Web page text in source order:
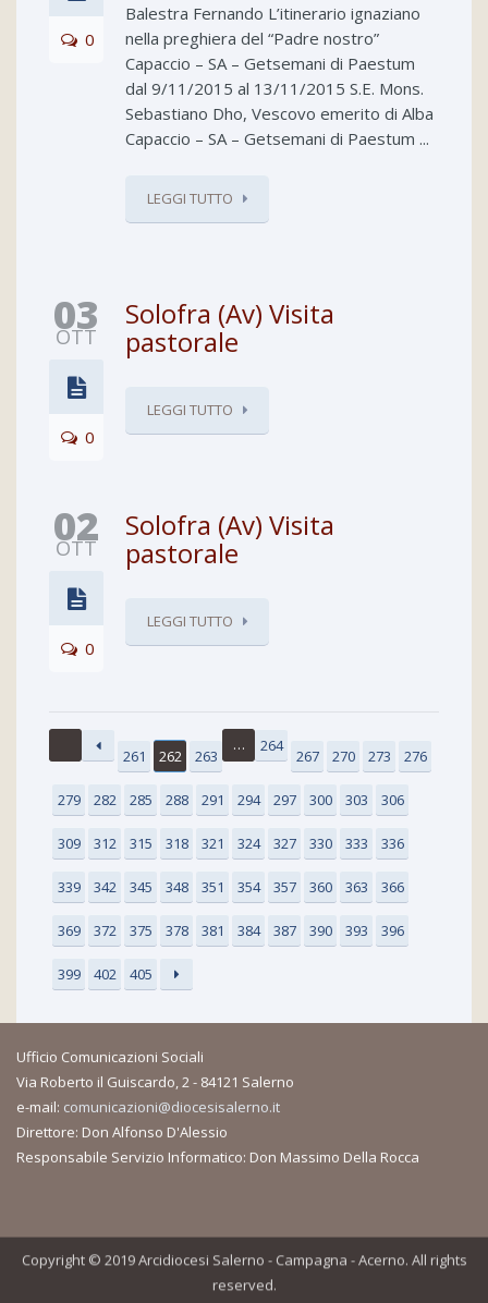
0
Balestra Fernando L’itinerario ignaziano
nella preghiera del “Padre nostro”
Capaccio – SA – Getsemani di Paestum
dal 9/11/2015 al 13/11/2015 S.E. Mons.
Sebastiano Dho, Vescovo emerito di Alba
Capaccio – SA – Getsemani di Paestum ...
LEGGI TUTTO
03
OTT
0
Solofra (Av) Visita
pastorale
LEGGI TUTTO
02
OTT
0
Solofra (Av) Visita
pastorale
LEGGI TUTTO
261 262 263
… 264
267 270 273 276
279 282 285 288 291 294 297 300 303 306
309 312 315 318 321 324 327 330 333 336
339 342 345 348 351 354 357 360 363 366
369 372 375 378 381 384 387 390 393 396
399 402 405
Ufficio Comunicazioni Sociali
Via Roberto il Guiscardo, 2 - 84121 Salerno
e-mail: comunicazioni@diocesisalerno.it
Direttore: Don Alfonso D'Alessio
Responsabile Servizio Informatico: Don Massimo Della Rocca
Copyright © 2019 Arcidiocesi Salerno - Campagna - Acerno. All rights
reserved.